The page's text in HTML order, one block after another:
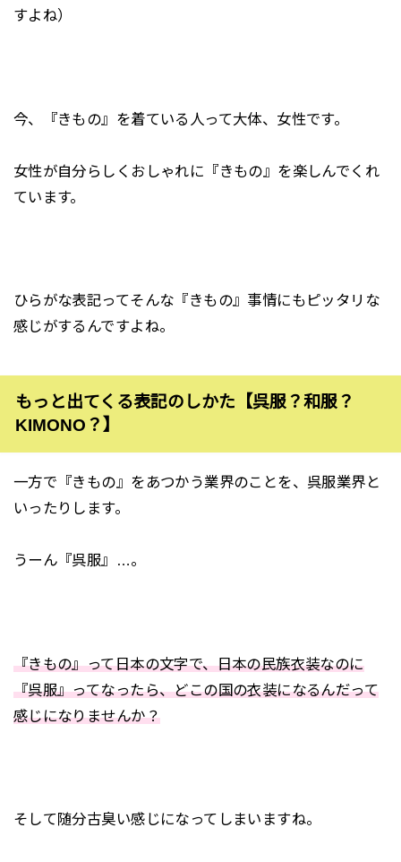
すよね）
今、『きもの』を着ている人って大体、女性です。
女性が自分らしくおしゃれに『きもの』を楽しんでくれ
ています。
ひらがな表記ってそんな『きもの』事情にもピッタリな
感じがするんですよね。
もっと出てくる表記のしかた【呉服？和服？
KIMONO？】
一方で『きもの』をあつかう業界のことを、呉服業界と
いったりします。
うーん『呉服』…。
『きもの』って日本の文字で、日本の民族衣装なのに
『呉服』ってなったら、どこの国の衣装になるんだって
感じになりませんか？
そして随分古臭い感じになってしまいますね。